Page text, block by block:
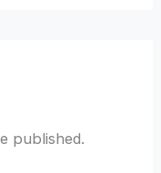
published.